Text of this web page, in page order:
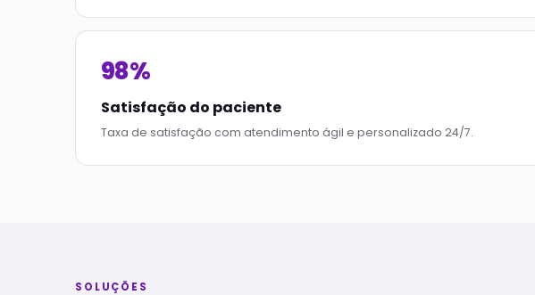
98%
Satisfação do paciente
Taxa de satisfação com atendimento ágil e personalizado 24/7.
SOLUÇÕES